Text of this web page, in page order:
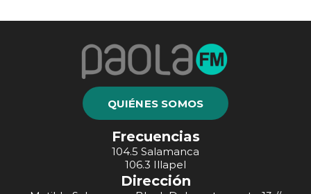
QUIÉNES SOMOS
Frecuencias
104.5 Salamanca
106.3 Illapel
Dirección